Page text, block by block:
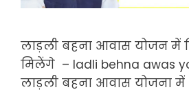
लाड़ली बहना आवास योजन में
मिलेंगे – ladli behna awas
लाड़ली बहना आवास योजना